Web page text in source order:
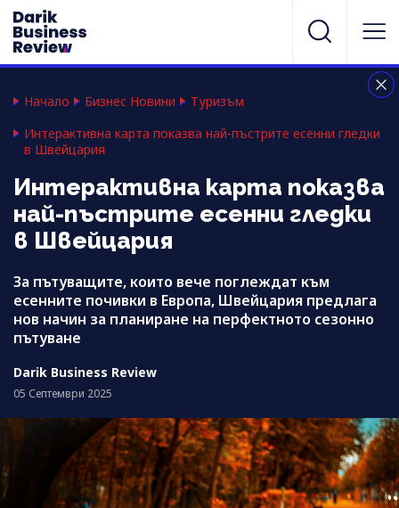
Начало Бизнес Новини
Туризъм
Интерактивна карта показва най-пъстрите есенни гледки
в Швейцария
Интерактивна карта показва
най-пъстрите есенни гледки
в Швейцария
За пътуващите, които вече поглеждат към
есенните почивки в Европа, Швейцария предлага
нов начин за планиране на перфектното сезонно
пътуване
Darik Business Review
05 Септември 2025